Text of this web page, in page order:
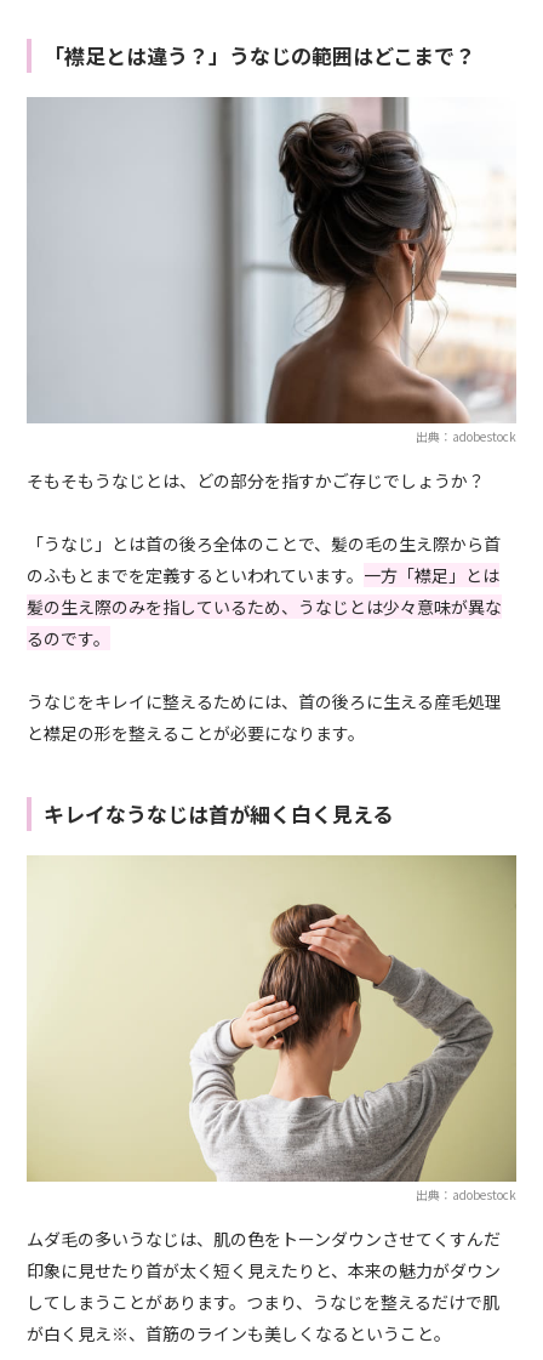
「襟足とは違う？」うなじの範囲はどこまで？
出典：adobestock
そもそもうなじとは、どの部分を指すかご存じでしょうか？
「うなじ」とは首の後ろ全体のことで、髪の毛の生え際から首
のふもとまでを定義するといわれています。 一方「襟足」とは
髪の生え際のみを指しているため、うなじとは少々意味が異な
るのです。
うなじをキレイに整えるためには、首の後ろに生える産毛処理
と襟足の形を整えることが必要になります。
キレイなうなじは首が細く白く見える
出典：adobestock
ムダ毛の多いうなじは、肌の色をトーンダウンさせてくすんだ
印象に見せたり首が太く短く見えたりと、本来の魅力がダウン
してしまうことがあります。つまり、うなじを整えるだけで肌
が白く見え※、首筋のラインも美しくなるということ。